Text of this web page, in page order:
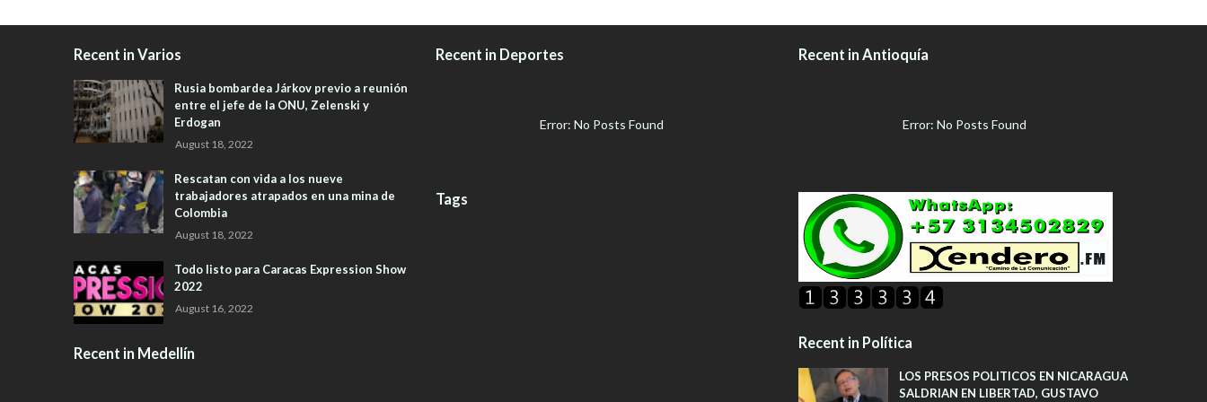
Recent in Varios
Rusia bombardea Járkov previo a reunión
entre el jefe de la ONU, Zelenski y
Erdogan
August 18, 2022
Rescatan con vida a los nueve
trabajadores atrapados en una mina de
Colombia
August 18, 2022
Todo listo para Caracas Expression Show
2022
August 16, 2022
Recent in Medellín
Recent in Deportes
Error: No Posts Found
Tags
Recent in Antioquía
Error: No Posts Found
Recent in Política
LOS PRESOS POLITICOS EN NICARAGUA
SALDRIAN EN LIBERTAD, GUSTAVO